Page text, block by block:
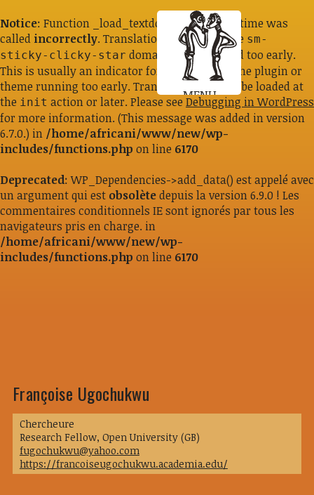
Notice: Function _load_textdomain_just_in_time was
called incorrectly. Translation loading for the sm-
sticky-clicky-star domain was triggered too early.
This is usually an indicator for some code in the plugin or
theme running too early. Translations should be loaded at
the init action or later. Please see Debugging in WordPress
for more information. (This message was added in version
6.7.0.) in /home/africani/www/new/wp-
includes/functions.php on line 6170
Deprecated: WP_Dependencies->add_data() est appelé avec
un argument qui est obsolètedepuis la version 6.9.0 ! Les
commentaires conditionnels IE sont ignorés par tous les
navigateurs pris en charge. in
/home/africani/www/new/wp-
includes/functions.php on line 6170
Françoise Ugochukwu
Chercheure
Research Fellow, Open University (GB)
fugochukwu@yahoo.com
https://francoiseugochukwu.academia.edu/
MENU